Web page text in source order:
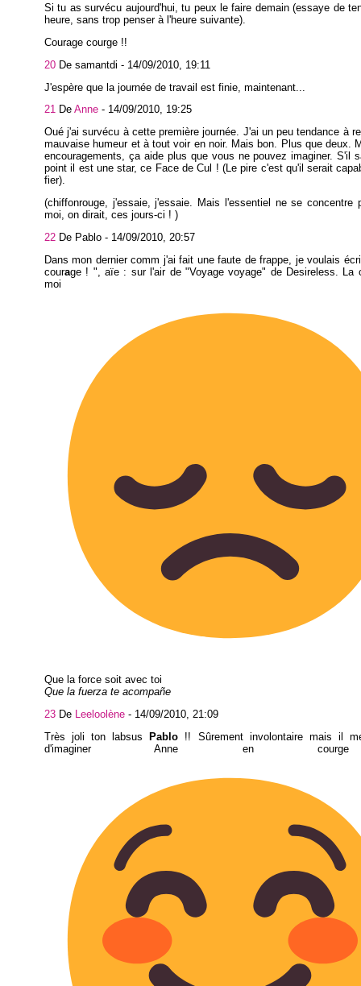
Si tu as survécu aujourd'hui, tu peux le faire demain (essaye de
heure, sans trop penser à l'heure suivante).
Courage courge !!
20 De samantdi - 14/09/2010, 19:11
J'espère que la journée de travail est finie, maintenant...
21 De Anne - 14/09/2010, 19:25
Oué j'ai survécu à cette première journée. J'ai un peu tendance à
mauvaise humeur et à tout voir en noir. Mais bon. Plus que deux.
encouragements, ça aide plus que vous ne pouvez imaginer. S'il
point il est une star, ce Face de Cul ! (Le pire c'est qu'il serait
fier).
(chiffonrouge, j'essaie, j'essaie. Mais l'essentiel ne se concentre
moi, on dirait, ces jours-ci ! )
22 De Pablo - 14/09/2010, 20:57
Dans mon dernier comm j'ai fait une faute de frappe, je voulais
courage ! ", aïe : sur l'air de "Voyage voyage" de Desireless. La
moi
Que la force soit avec toi
Que la fuerza te acompañe
23 De Leeloolène - 14/09/2010, 21:09
Très joli ton labsus
Pablo !! Sûrement involontaire mais il
d'imaginer Anne en